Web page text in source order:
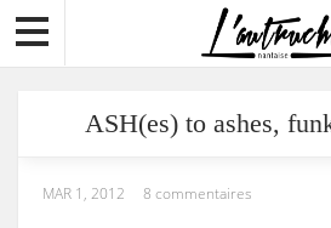
ASH(es) to ashes,
MAR 1, 2012 8 commentaires